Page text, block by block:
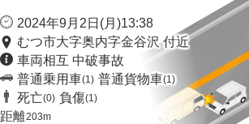
2024年9月2日(月)13:38
むつ市大字奥内字金谷沢 付近
車両相互 中破事故
普通乗用車(1) 普通貨物車(1)
死亡(0) 負傷(1)
距離203m